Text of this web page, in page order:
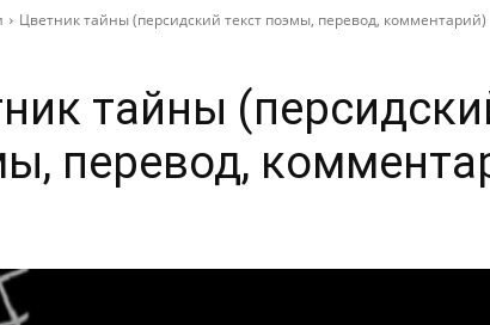
Цветник тайны (персидский текст поэмы, перевод, комментарий)
тайны
перевод,